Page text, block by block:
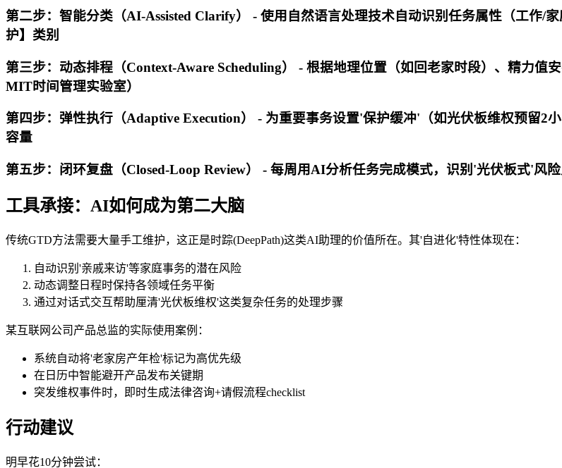
第二步：智能分类（AI-Assisted Clarify） - 使用自然语言处理技术自动识别任务属性（工作/
护】类别
第三步：动态排程（Context-Aware Scheduling） - 根据地理位置（如回老家时段）、精力值
MIT时间管理实验室）
第四步：弹性执行（Adaptive Execution） - 为重要事务设置'保护缓冲'（如光伏板维权预留
容量
第五步：闭环复盘（Closed-Loop Review） - 每周用AI分析任务完成模式，识别'光伏板式'风
工具承接：AI如何成为第二大脑
传统GTD方法需要大量手工维护，这正是时踪(DeepPath)这类AI助理的价值所在。其'自进化'特性体现在：
自动识别'亲戚来访'等家庭事务的潜在风险
动态调整日程时保持各领域任务平衡
通过对话式交互帮助厘清'光伏板维权'这类复杂任务的处理步骤
某互联网公司产品总监的实际使用案例：
系统自动将'老家房产年检'标记为高优先级
在日历中智能避开产品发布关键期
突发维权事件时，即时生成法律咨询+请假流程checklist
行动建议
明早花10分钟尝试：